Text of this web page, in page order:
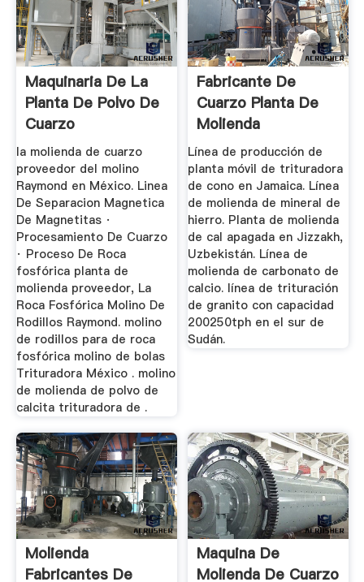
Maquinaria De La
Planta De Polvo De
Cuarzo
la molienda de cuarzo
proveedor del molino
Raymond en México. Linea
De Separacion Magnetica
De Magnetitas ·
Procesamiento De Cuarzo
· Proceso De Roca
fosfórica planta de
molienda proveedor, La
Roca Fosfórica Molino De
Rodillos Raymond. molino
de rodillos para de roca
fosfórica molino de bolas
Trituradora México . molino
de molienda de polvo de
calcita trituradora de .
Fabricante De
Cuarzo Planta De
Molienda
Línea de producción de
planta móvil de trituradora
de cono en Jamaica. Línea
de molienda de mineral de
hierro. Planta de molienda
de cal apagada en Jizzakh,
Uzbekistán. Línea de
molienda de carbonato de
calcio. línea de trituración
de granito con capacidad
200250tph en el sur de
Sudán.
Molienda
Fabricantes De
Maquina De
Molienda De Cuarzo